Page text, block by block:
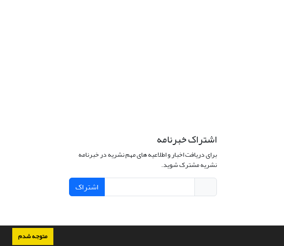
متوجه شدم
اشتراک خبرنامه
برای دریافت اخبار و اطلاعیه های مهم نشریه در خبرنامه
نشریه مشترک شوید.
اشتراک